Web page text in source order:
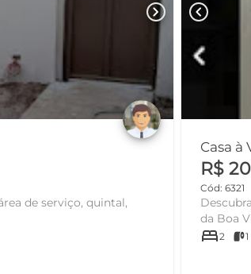
chevron_right
sala, cozinha Wc Social, área de serviço, quintal,
chevron_left
Casa à
R$
Cód: 6321
da Boa
bed2 1